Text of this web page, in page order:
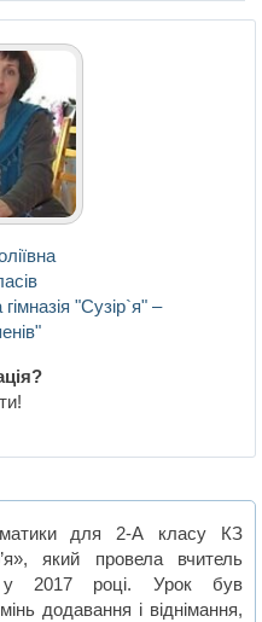
"Сузір`я" –
для 2-А класу КЗ
який провела вчитель
у 2017 році. Урок був
додавання і віднімання,